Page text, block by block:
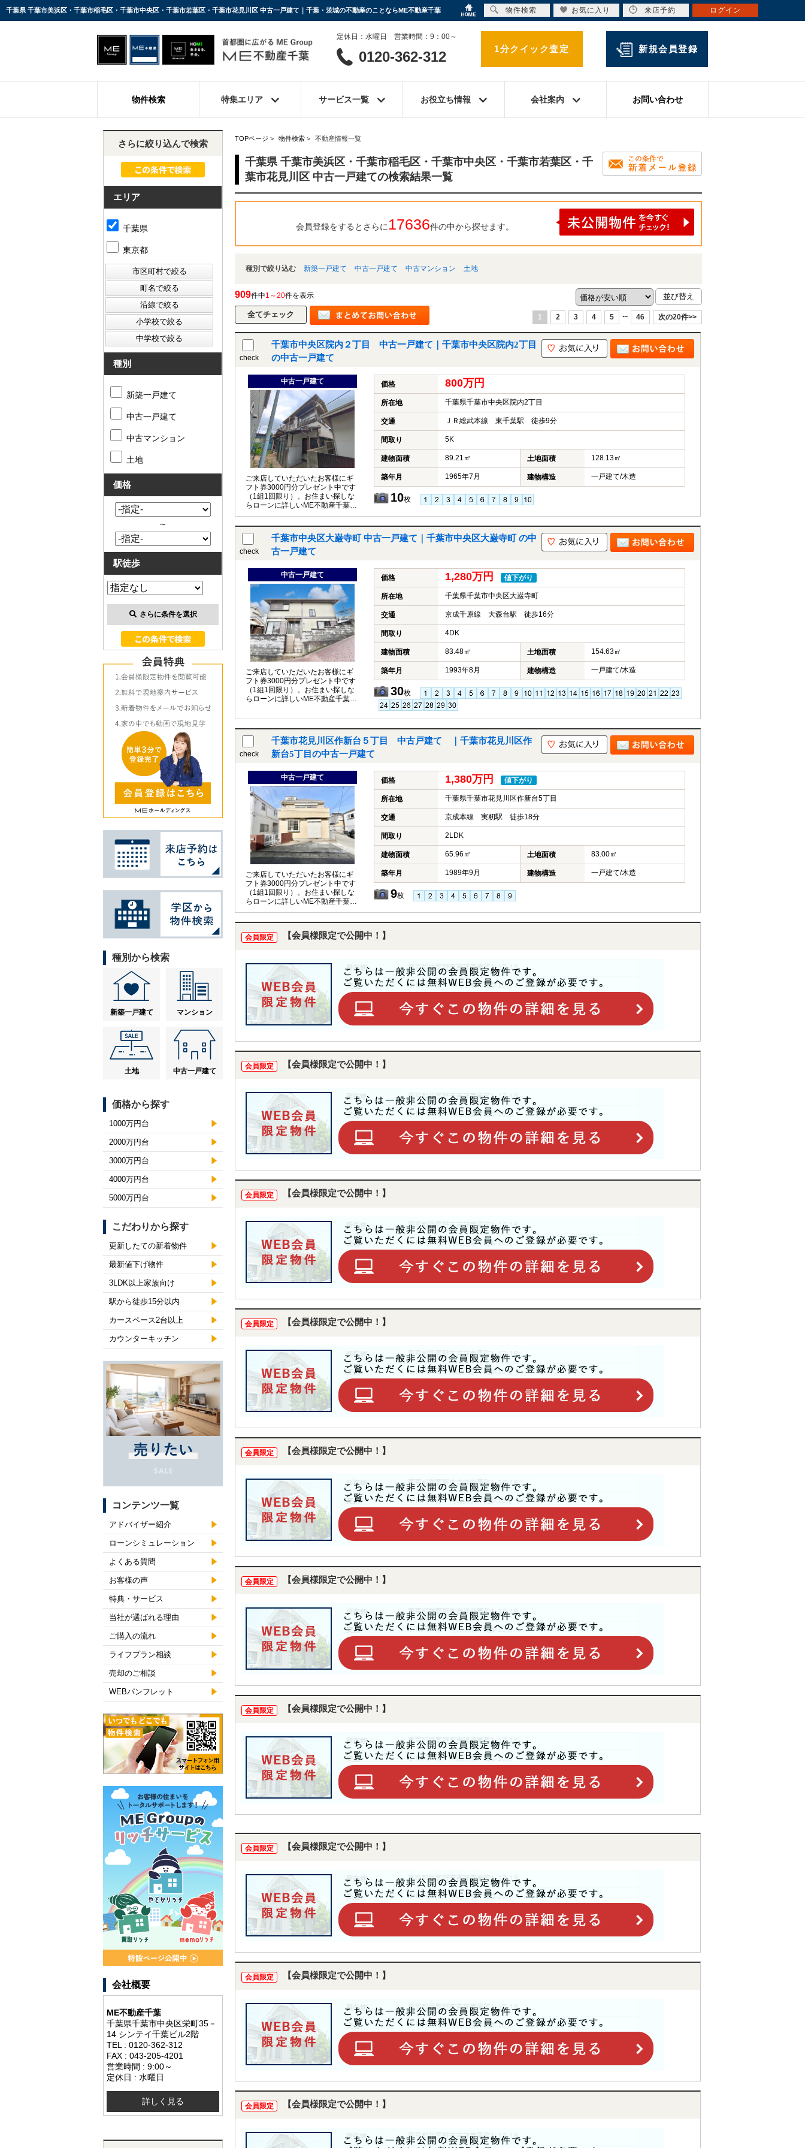
千葉県 千葉市美浜区・千葉市稲毛区・千葉市中央区・千葉市若葉区・千葉市花見川区 中古一戸建て｜千葉・茨城の不動産のことならME不動産千葉
定休日：水曜日 営業時間：9：00～
0120-362-312 1分クイック査定 新規会員登録
物件検索 特集エリア サービス一覧 お役立ち情報 会社案内 お問い合わせ
TOPページ > 物件検索 > 不動産情報一覧
千葉県 千葉市美浜区・千葉市稲毛区・千葉市中央区・千葉市若葉区・千
葉市花見川区 中古一戸建ての検索結果一覧
会員登録をするとさらに 17636件の中から探せます。
種別で絞り込む 新築一戸建て 中古一戸建て 中古マンション 土地
909件中1～20件を表示
1 2 3 4 5 ... 46 次の20件>>
check
千葉市中央区院内２丁目 中古一戸建て｜千葉市中央区院内2丁目
の中古一戸建て
中古一戸建て
ご来店していただいたお客様にギ
フト券3000円分プレゼント中です
（1組1回限り）。お住まい探しな
らローンに詳しいME不動産千葉に
価格 800万円
所在地 千葉県千葉市中央区院内2丁目
交通 ＪＲ総武本線 東千葉駅 徒歩9分
間取り 5K
建物面積 89.21㎡ 土地面積 128.13㎡
築年月 1965年7月 建物構造 一戸建て/木造
10枚
check
千葉市中央区大巌寺町 中古一戸建て｜千葉市中央区大巌寺町 の中
古一戸建て
中古一戸建て
ご来店していただいたお客様にギ
フト券3000円分プレゼント中です
（1組1回限り）。お住まい探しな
らローンに詳しいME不動産千葉に
価格 1,280万円 値下がり
所在地 千葉県千葉市中央区大巌寺町
交通 京成千原線 大森台駅 徒歩16分
間取り 4DK
建物面積 83.48㎡ 土地面積 154.63㎡
築年月 1993年8月 建物構造 一戸建て/木造
30枚
check
千葉市花見川区作新台５丁目 中古戸建て ｜千葉市花見川区作
新台5丁目の中古一戸建て
中古一戸建て
ご来店していただいたお客様にギ
フト券3000円分プレゼント中です
（1組1回限り）。お住まい探しな
らローンに詳しいME不動産千葉に
価格 1,380万円 値下がり
所在地 千葉県千葉市花見川区作新台5丁目
交通 京成本線 実籾駅 徒歩18分
間取り 2LDK
建物面積 65.96㎡ 土地面積 83.00㎡
築年月 1989年9月 建物構造 一戸建て/木造
9枚
会員限定 【会員様限定で公開中！】
会員限定 【会員様限定で公開中！】
会員限定 【会員様限定で公開中！】
会員限定 【会員様限定で公開中！】
会員限定 【会員様限定で公開中！】
会員限定 【会員様限定で公開中！】
会員限定 【会員様限定で公開中！】
会員限定 【会員様限定で公開中！】
会員限定 【会員様限定で公開中！】
会員限定 【会員様限定で公開中！】
さらに絞り込んで検索
エリア
千葉県
東京都
種別
新築一戸建て
中古一戸建て
中古マンション
土地
価格
～
駅徒歩
さらに条件を選択
種別から検索
新築一戸建て マンション
土地 中古一戸建て
価格から探す
1000万円台
2000万円台
3000万円台
4000万円台
5000万円台
こだわりから探す
更新したての新着物件
最新値下げ物件
3LDK以上家族向け
駅から徒歩15分以内
カースペース2台以上
カウンターキッチン
コンテンツ一覧
アドバイザー紹介
ローンシミュレーション
よくある質問
お客様の声
特典・サービス
当社が選ばれる理由
ご購入の流れ
ライフプラン相談
売却のご相談
WEBパンフレット
会社概要
ME不動産千葉
千葉県千葉市中央区栄町35－
14 シンテイ千葉ビル2階
TEL : 0120-362-312
FAX : 043-205-4201
営業時間 : 9:00～
定休日 : 水曜日
詳しく見る
物件検索 お気に入り 来店予約 ログイン